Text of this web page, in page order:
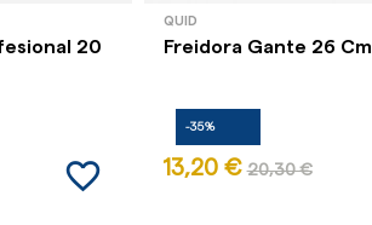
20
favorite_border
QUID
Freidora Gante 26 Cm
-35%
13,20 € 20,30 €